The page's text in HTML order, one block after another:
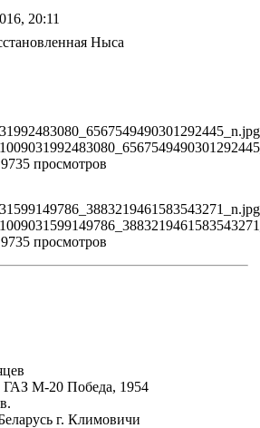
20:11
Ныса
просмотров
просмотров
ГАЗ М-20 Победа, 1954
г. Климовичи